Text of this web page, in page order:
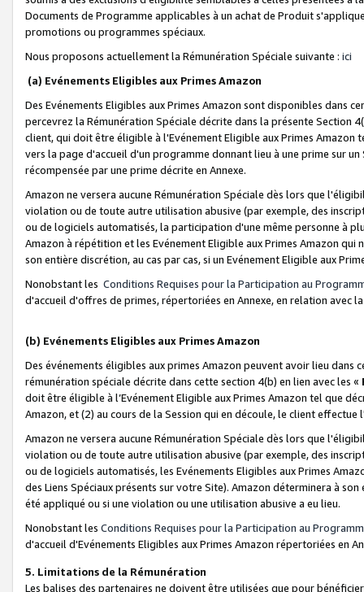
Documents de Programme applicables à un achat de Produit
promotions ou programmes spéciaux.
Nous proposons actuellement la Rémunération Spéciale suivante : ici
(a) Evénements Eligibles aux Primes Amazon
Des Evénements Eligibles aux Primes Amazon sont disponibles dans
percevrez la Rémunération Spéciale décrite dans la présente Section
client, qui doit être éligible à l'Evénement Eligible aux Primes Amazon
vers la page d'accueil d'un programme donnant lieu à une prime sur
récompensée par une prime décrite en Annexe.
Amazon ne versera aucune Rémunération Spéciale dès lors que
violation ou de toute autre utilisation abusive (par exemple, des
ou de logiciels automatisés, la participation d'une même personne à
Amazon à répétition et les Evénement Eligible aux Primes Amazon qui
son entière discrétion, au cas par cas, si un Evénement Eligible aux
Nonobstant les Conditions Requises pour la Participation au
d'accueil d'offres de primes, répertoriées en Annexe, en relation avec
(b) Evénements Eligibles aux Primes Amazon
Des événements éligibles aux primes Amazon peuvent avoir lieu dans
rémunération spéciale décrite dans cette section 4(b) en lien avec les «
doit être éligible à l’Evénement Eligible aux Primes Amazon tel que
Amazon, et (2) au cours de la Session qui en découle, le client
Amazon ne versera aucune Rémunération Spéciale dès lors que
violation ou de toute autre utilisation abusive (par exemple, des
ou de logiciels automatisés, les Evénements Eligibles aux Primes
des Liens Spéciaux présents sur votre Site). Amazon déterminera à
été appliqué ou si une violation ou une utilisation abusive a eu lieu.
Nonobstant les Conditions Requises pour la Participation au
d'accueil d'Evénements Eligibles aux Primes Amazon répertoriées en
5. Limitations de la Rémunération
Les balises des partenaires ne doivent être utilisées que pour